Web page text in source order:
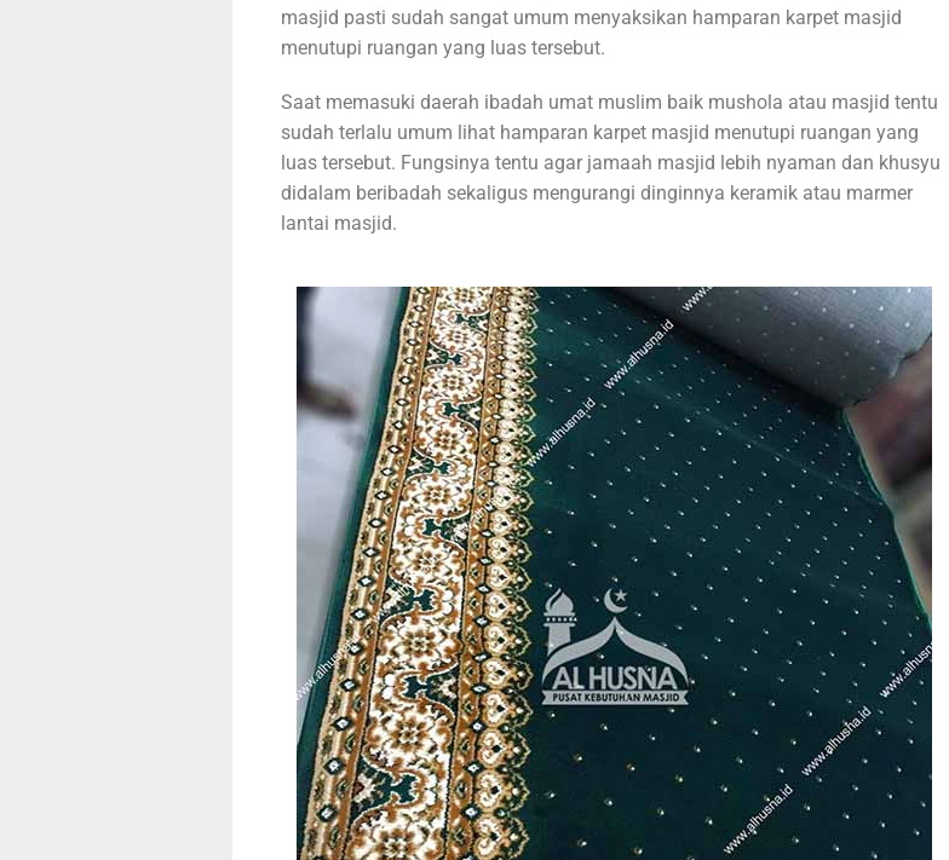
masjid pasti sudah sangat umum menyaksikan hamparan karpet masjid
menutupi ruangan yang luas tersebut.
Saat memasuki daerah ibadah umat muslim baik mushola atau masjid tentu
sudah terlalu umum lihat hamparan karpet masjid menutupi ruangan yang
luas tersebut. Fungsinya tentu agar jamaah masjid lebih nyaman dan khusyu
didalam beribadah sekaligus mengurangi dinginnya keramik atau marmer
lantai masjid.